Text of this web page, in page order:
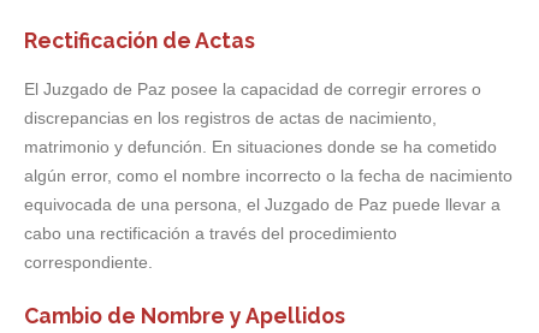
Rectificación de Actas
El Juzgado de Paz posee la capacidad de corregir errores o
discrepancias en los registros de actas de nacimiento,
matrimonio y defunción. En situaciones donde se ha cometido
algún error, como el nombre incorrecto o la fecha de nacimiento
equivocada de una persona, el Juzgado de Paz puede llevar a
cabo una rectificación a través del procedimiento
correspondiente.
Cambio de Nombre y Apellidos